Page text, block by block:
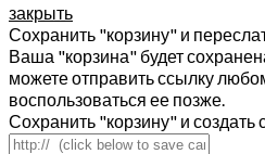
закрыть
Сохранить "корзину" и
Ваша "корзина" будет
можете отправить ссылку
воспользоваться ее позже.
Сохранить "корзину" и создать